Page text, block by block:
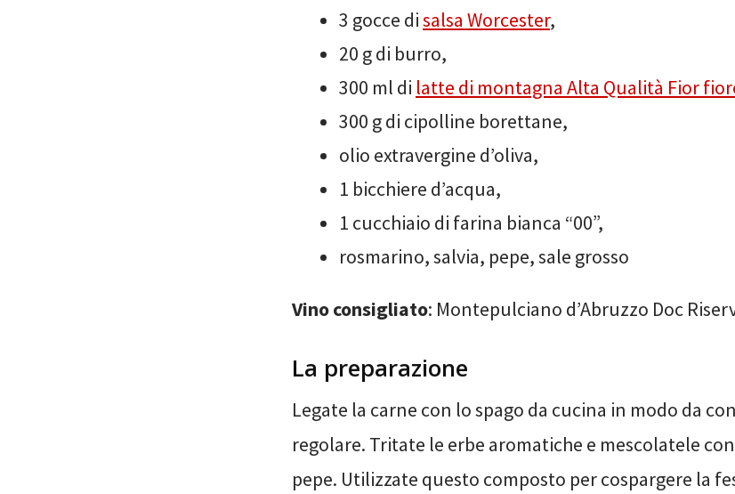
3 gocce disalsa Worcester,
20 g di burro,
300 ml di latte di montagna Alta Qualità Fior
300 g di cipolline borettane,
olio extravergine d’oliva,
1 bicchiere d’acqua,
1 cucchiaio di farina bianca “00”,
rosmarino, salvia, pepe, sale grosso
Vino consigliato: Montepulciano d’Abruzzo Doc
La preparazione
Legate la carne con lo spago da cucina in modo da
regolare. Tritate le erbe aromatiche e mescolatele
pepe. Utilizzate questo composto per cospargere la